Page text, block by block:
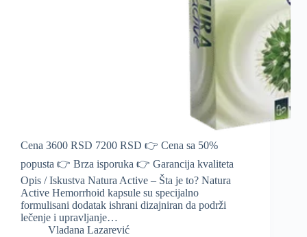
Cena 3600 RSD 7200 RSD 👉 Cena sa 50%
popusta 👉 Brza isporuka 👉 Garancija kvaliteta
Opis / Iskustva Natura Active – Šta je to? Natura
Active Hemorrhoid kapsule su specijalno
formulisani dodatak ishrani dizajniran da podrži
lečenje i upravljanje…
Vladana Lazarević